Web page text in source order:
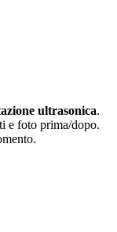
ultrasonica.
e foto prima/dopo.